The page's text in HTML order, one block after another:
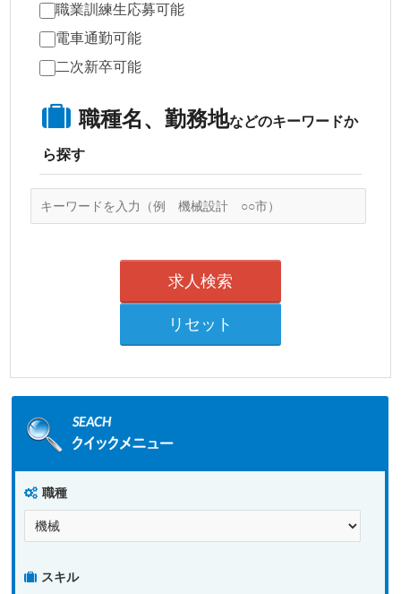
職業訓練生応募可能
電車通勤可能
二次新卒可能
職種名、勤務地などのキーワードか
ら探す
職種
スキル